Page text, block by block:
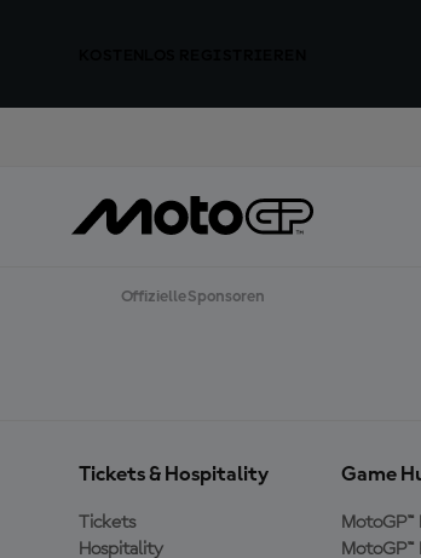
Offizielle Sponsoren
Tickets & Hospitality
Tickets
Hospitality
Game
MotoGP™